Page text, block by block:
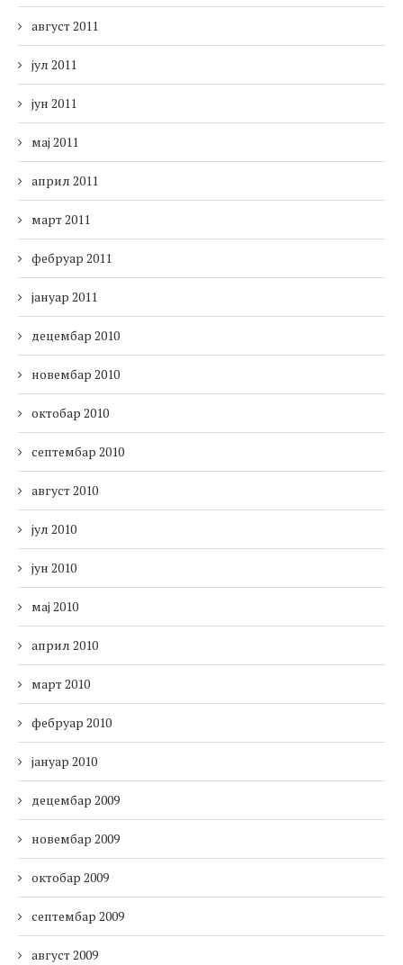
август 2011
јул 2011
јун 2011
мај 2011
април 2011
март 2011
фебруар 2011
јануар 2011
децембар 2010
новембар 2010
октобар 2010
септембар 2010
август 2010
јул 2010
јун 2010
мај 2010
април 2010
март 2010
фебруар 2010
јануар 2010
децембар 2009
новембар 2009
октобар 2009
септембар 2009
август 2009